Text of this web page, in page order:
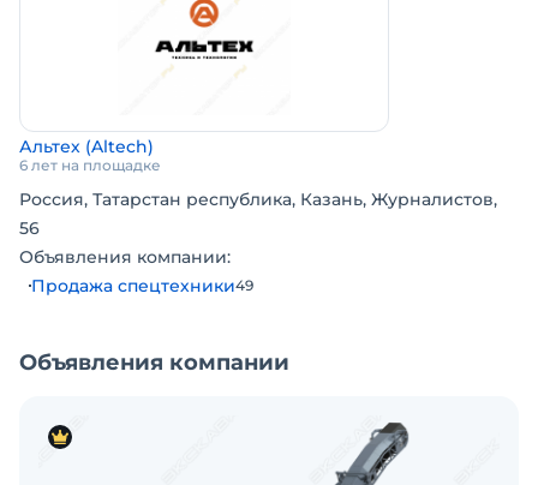
мы поставляем всю линейку немецких брендов
асфальтовой техники.
Нашими заказчиками являются практически все
-строительных компаний РФ.
Альтех (Altech)
6 лет на площадке
Россия, Татарстан республика, Казань, Журналистов,
56
Объявления компании:
Продажа спецтехники49
Объявления компании